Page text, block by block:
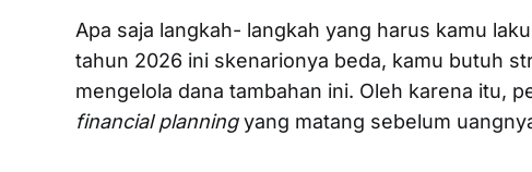
Apa saja langkah- langkah yang harus kamu
tahun 2026 ini skenarionya beda, kamu butuh
mengelola dana tambahan ini. Oleh karena itu,
financial planningyang matang sebelum